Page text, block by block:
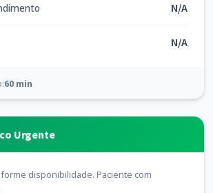
N/A
N/A
60 min
Urgente
disponibilidade. Paciente com